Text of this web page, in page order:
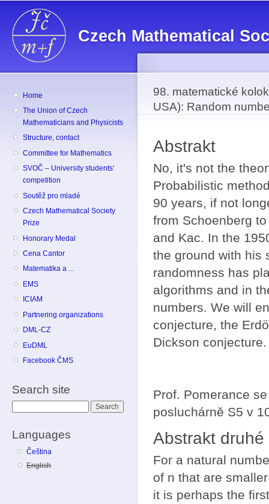
Czech Mathematical
Home
The Union of Czech
Mathematicians and Physicists
Structure, contact
Committee for Mathematics
SVOČ – University students'
competition
Soutěž pro mladé
Czech Mathematical Society
Prize
Honorary Medal
Cena Cantor
Matematika a ...
EMS
ICIAM
Partnering organizations
DML-CZ
EuDML
Facebook ČMS
Search site
Languages
Čeština
English
98. matematické
USA): Random
Abstrakt
No, it's not the
Probabilistic
90 years, if not
from Schoenberg
and Kac. In the
the ground with his
randomness has
algorithms and in
numbers. We will
conjecture, the
Dickson conjecture.
Prof. Pomerance
posluchárně S5 v
Abstrakt
For a natural
of n that are
it is perhaps the